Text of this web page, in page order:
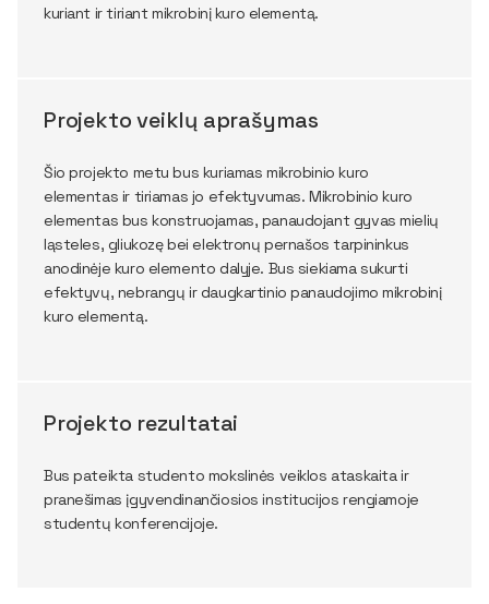
kuriant ir tiriant mikrobinį kuro elementą.
Projekto veiklų aprašymas
Šio projekto metu bus kuriamas mikrobinio kuro
elementas ir tiriamas jo efektyvumas. Mikrobinio kuro
elementas bus konstruojamas, panaudojant gyvas mielių
ląsteles, gliukozę bei elektronų pernašos tarpininkus
anodinėje kuro elemento dalyje. Bus siekiama sukurti
efektyvų, nebrangų ir daugkartinio panaudojimo mikrobinį
kuro elementą.
Projekto rezultatai
Bus pateikta studento mokslinės veiklos ataskaita ir
pranešimas įgyvendinančiosios institucijos rengiamoje
studentų konferencijoje.